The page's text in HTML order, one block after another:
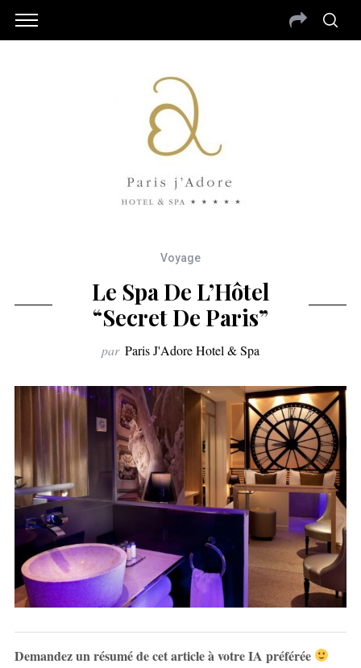
Voyage
Le Spa De L’Hôtel
“Secret De Paris”
par Paris J'Adore Hotel & Spa
Demandez un résumé de cet article à votre IA préférée